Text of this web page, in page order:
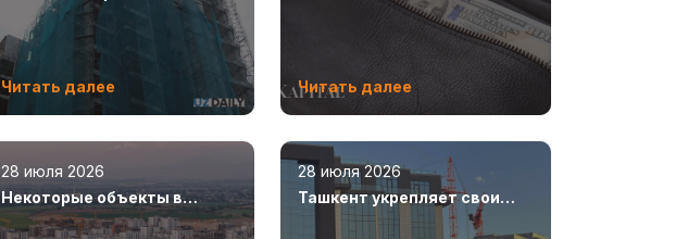
лидерство по объемам
строительства
Читать далее
увеличился на 8,5%
Читать далее
28 июля 2026
Некоторые объекты в
Новом Ташкенте откроют
28 июля 2026
Ташкент укрепляет свои
позиции как современный